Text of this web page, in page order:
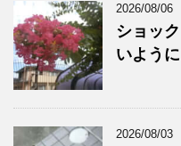
2026/08/06
ショッ
いように
2026/08/03